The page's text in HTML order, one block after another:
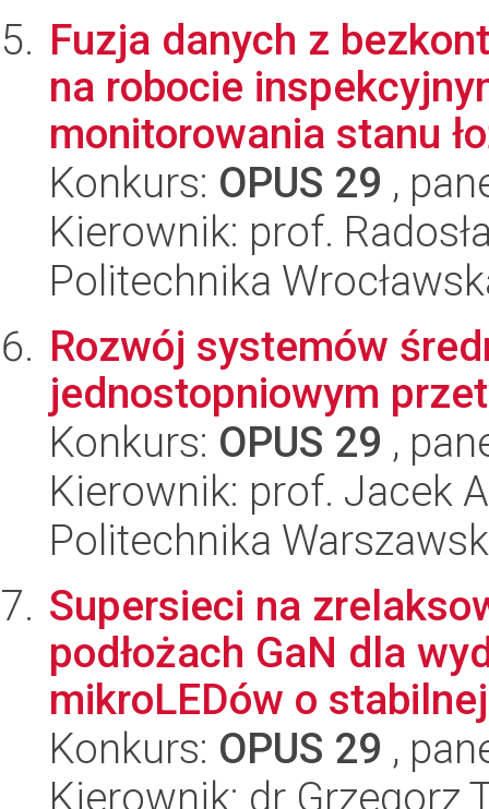
Fuzja danych z
na robocie
monitorowania stanu
Konkurs: OPUS 29 ,
Kierownik: prof.
Politechnika
Rozwój systemów
jednostopniowym
Konkurs: OPUS 29 ,
Kierownik: prof. Jacek
Politechnika
Supersieci na
podłożach GaN dla
mikroLEDów o
Konkurs: OPUS 29 ,
Kierownik: dr Grzegorz